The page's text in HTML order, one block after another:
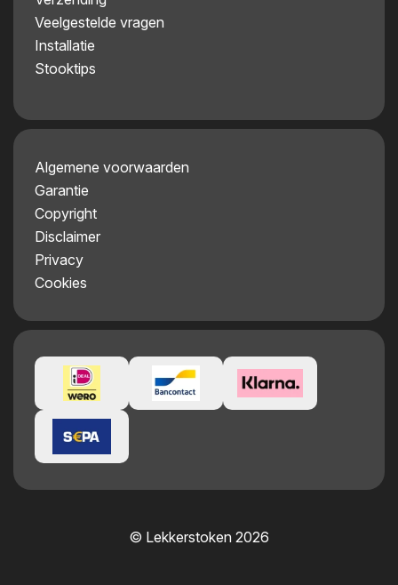
Veelgestelde vragen
Installatie
Stooktips
Algemene voorwaarden
Garantie
Copyright
Disclaimer
Privacy
Cookies
© Lekkerstoken 2026